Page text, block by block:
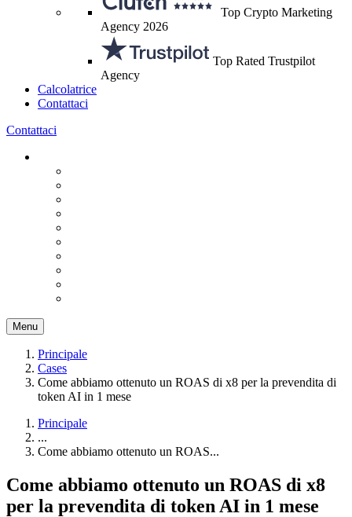
Top Crypto Marketing
Agency 2026
Top Rated Trustpilot
Agency
Calcolatrice
Contattaci
Contattaci
Menu
Principale
Cases
Come abbiamo ottenuto un ROAS di x8 per la prevendita di
token AI in 1 mese
Principale
...
Come abbiamo ottenuto un ROAS...
Come abbiamo ottenuto un ROAS di x8
per la prevendita di token AI in 1 mese